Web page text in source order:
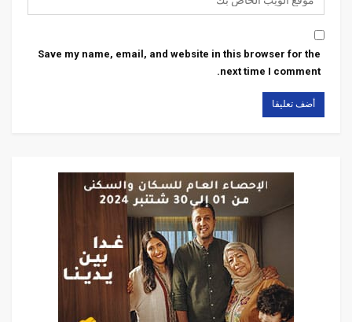
Save my name, email, and website in this browser for the
next time I comment.